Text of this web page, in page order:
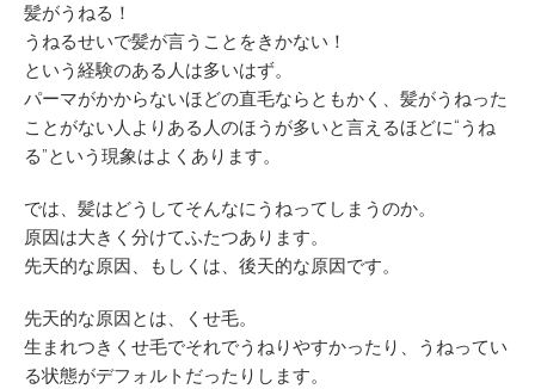
髪がうねる！
うねるせいで髪が言うことをきかない！
という経験のある人は多いはず。
パーマがかからないほどの直毛ならともかく、髪がうねった
ことがない人よりある人のほうが多いと言えるほどに“うね
る”という現象はよくあります。
では、髪はどうしてそんなにうねってしまうのか。
原因は大きく分けてふたつあります。
先天的な原因、もしくは、後天的な原因です。
先天的な原因とは、くせ毛。
生まれつきくせ毛でそれでうねりやすかったり、うねってい
る状態がデフォルトだったりします。